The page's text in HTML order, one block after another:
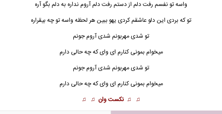
واسه تو نفسم رفت دلم از دستم رفت دلم آروم نداره به دلم بگو آره
تو که بردی این دلو عاشقم کردی یهو ببین هر لحظه واسه تو چه بیقراره
تو شدی مهربونم شدیآروم جونم
میخوام بمونی کنارم ای وای که چه حالی دارم
تو شدی مهربونم شدی آروم جونم
میخوام بمونی کنارم ای وای که چه حالی دارم
♫ ♫ نکست وان ♫ ♫